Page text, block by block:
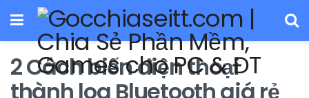
2 Cách biến điện thoại
thành loa Bluetooth giá rẻ